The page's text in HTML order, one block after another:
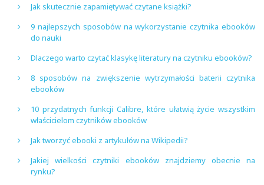
Jak skutecznie zapamiętywać czytane książki?
9 najlepszych sposobów na wykorzystanie czytnika ebooków
do nauki
Dlaczego warto czytać klasykę literatury na czytniku ebooków?
8 sposobów na zwiększenie wytrzymałości baterii czytnika
ebooków
10 przydatnych funkcji Calibre, które ułatwią życie wszystkim
właścicielom czytników ebooków
Jak tworzyć ebooki z artykułów na Wikipedii?
Jakiej wielkości czytniki ebooków znajdziemy obecnie na
rynku?